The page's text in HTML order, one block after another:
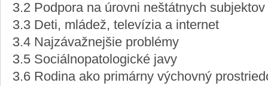
3.2 Podpora na úrovni neštátnych subjektov
3.3 Deti, mládež, televízia a internet
3.4 Najzávažnejšie problémy
3.5 Sociálnopatologické javy
3.6 Rodina ako primárny výchovný